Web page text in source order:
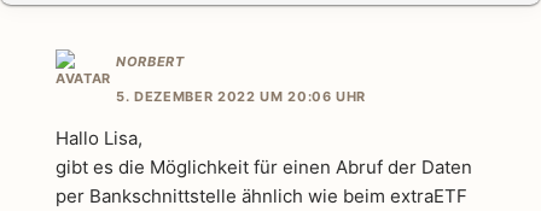
NORBERT
5. DEZEMBER 2022 UM 20:06 UHR
Hallo Lisa,
gibt es die Möglichkeit für einen Abruf der Daten
per Bankschnittstelle ähnlich wie beim extraETF